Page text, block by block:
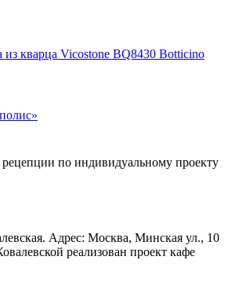
кварца Vicostone BQ8430 Botticino
по индивидуальному проекту
Адрес: Москва, Минская ул., 10
реализован проект кафе